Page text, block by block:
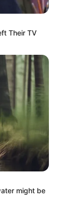
congestiones
usuarios
durante el
vial
la
Their TV
might be